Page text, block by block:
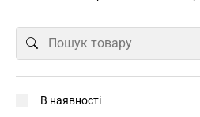
В наявності